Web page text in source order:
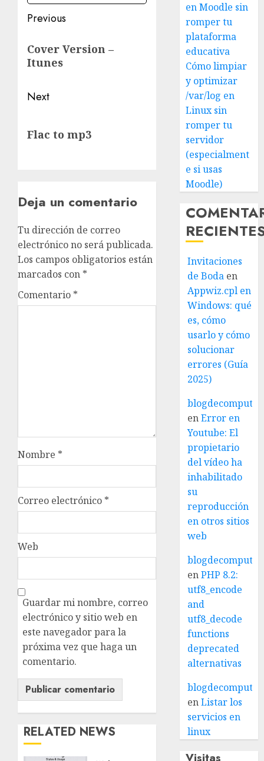
Post
navigation
Previous
post:
Cover Version –
Itunes
Next
post:
Flac to mp3
Deja un comentario
Tu dirección de correo
electrónico no será publicada.
Los campos obligatorios están
marcados con *
Comentario *
Nombre *
Correo electrónico *
Web
Guardar mi nombre, correo
electrónico y sitio web en
este navegador para la
próxima vez que haga un
comentario.
RELATED NEWS
en Moodle sin
romper tu
plataforma
educativa
Cómo limpiar
y optimizar
/var/log en
Linux sin
romper tu
servidor
(especialment
e si usas
Moodle)
Invitaciones
de Boda en
Appwiz.cpl en
Windows: qué
es, cómo
usarlo y cómo
solucionar
errores (Guía
2025)
enError en
Youtube: El
propietario
del vídeo ha
inhabilitado
su
reproducción
en otros sitios
web
enPHP 8.2:
utf8_encode
and
utf8_decode
functions
deprecated
alternativas
enListar los
servicios en
linux
Visitas